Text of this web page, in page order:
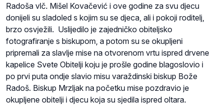
Radoša vlč. Mišel Kovačević i ove godine za svu djecu
donijeli su sladoled s kojim su se djeca, ali i pokoji roditelj,
brzo osvježili. Uslijedilo je zajedničko obiteljsko
fotografiranje s biskupom, a potom su se okupljeni
pripremali za slavlje mise na otvorenom vrtu ispred drvene
kapelice Svete Obitelji koju je prošle godine blagoslovio i
po prvi puta ondje slavio misu varaždinski biskup Bože
Radoš. Biskup Mrzljak na početku mise pozdravio je
okupljene obitelji i djecu koja su sjedila ispred oltara.